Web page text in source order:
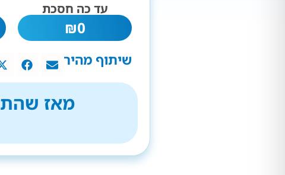
עד כה חסכת
0
₪
שיתוף מהיר
מאז